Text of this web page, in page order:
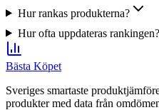
Hur rankas produkterna?
Hur ofta uppdateras rankingen?
Bästa Köpet
Sveriges smartaste
produkter med data från